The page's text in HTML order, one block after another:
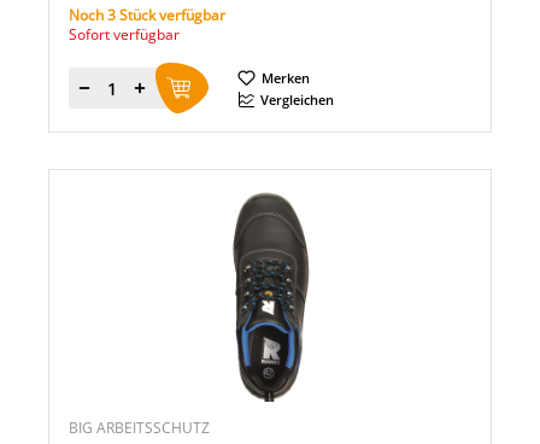
Noch 3 Stück verfügbar
Sofort verfügbar
Menge
Merken
Vergleichen
BIG ARBEITSSCHUTZ